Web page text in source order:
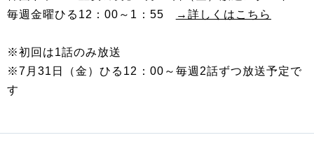
毎週金曜ひる12：00～1：55
→詳しくはこちら
※初回は1話のみ放送
※7月31日（金）ひる12：00～毎週2話ずつ放送予定で
す